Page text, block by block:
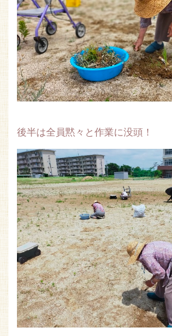
後半は全員黙々と作業に没頭！